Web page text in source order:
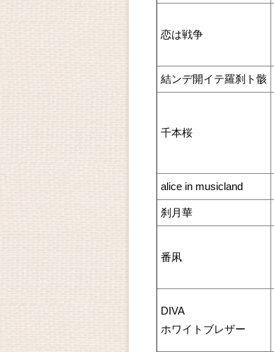
恋は戦争
結ンデ開イテ羅刹ト骸
千本桜
alice in musicland
刹月華
番凩
DIVA
ホワイトブレザー